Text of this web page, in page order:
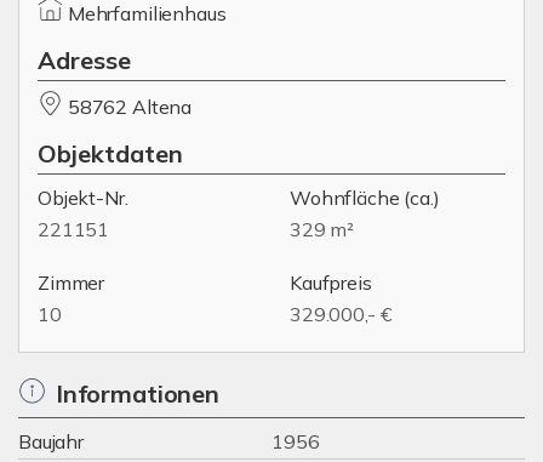
Mehrfamilienhaus
Adresse
58762 Altena
Objektdaten
Objekt-Nr.
221151
Wohnfläche (ca.)
329 m²
Zimmer
10
Kaufpreis
329.000,- €
Informationen
Baujahr
1956